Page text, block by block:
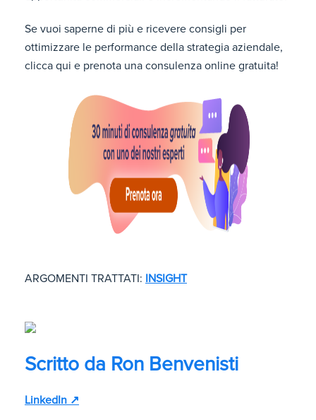
Se vuoi saperne di più e ricevere consigli per
ottimizzare le performance della strategia aziendale,
clicca qui e prenota una consulenza online gratuita!
ARGOMENTI TRATTATI: INSIGHT
Scritto da Ron Benvenisti
LinkedIn ↗